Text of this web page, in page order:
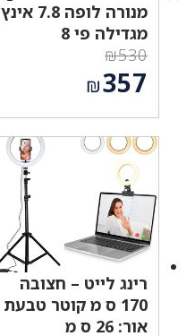
מנורה לופה 7.8 אינץ
מגדילה פי 8
₪530
המחיר
המקורי
היה:
₪530.
₪357
הנוכחי
הוא:
₪357.
רינג לייט – חצובה
170 ס מ קוטר טבעת
אור: 26 ס מ